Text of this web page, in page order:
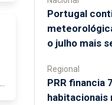
Portugal
o julho mais
Regional
PRR financia
habitacionais